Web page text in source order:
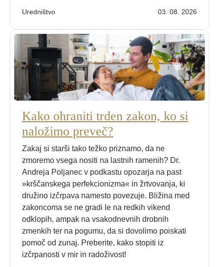
Uredništvo 03. 08. 2026
Kako ohraniti trden zakon, ko si
naložimo preveč?
Zakaj si starši tako težko priznamo, da ne
zmoremo vsega nositi na lastnih ramenih? Dr.
Andreja Poljanec v podkastu opozarja na past
»krščanskega perfekcionizma« in žrtvovanja, ki
družino izčrpava namesto povezuje. Bližina med
zakoncoma se ne gradi le na redkih vikend
odklopih, ampak na vsakodnevnih drobnih
zmenkih ter na pogumu, da si dovolimo poiskati
pomoč od zunaj. Preberite, kako stopiti iz
izčrpanosti v mir in radoživost!